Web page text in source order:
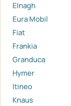
Elnagh
Eura Mobil
Fiat
Frankia
Granduca
Hymer
Itineo
Knaus